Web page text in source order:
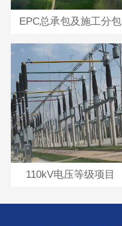
EPC总承包及施工分包
110kV电压等级项目